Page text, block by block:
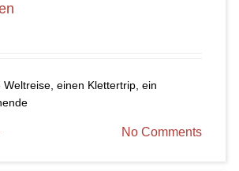
Weltreise, einen Klettertrip, ein
No Comments